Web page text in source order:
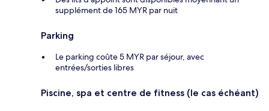
supplément de 165 MYR par nuit
Parking
Le parking coûte 5 MYR par séjour, avec
entrées/sorties libres
Piscine, spa et centre de fitness (le cas échéant)